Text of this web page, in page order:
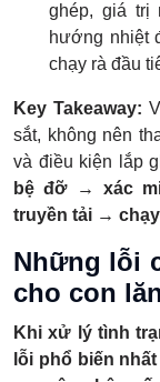
ghép, giá trị
hướng nhiệt
chạy rà đầu
Key Takeaway:
sắt, không nên
và điều kiện lắp
bệ đỡ → xác
truyền tải →
Những lỗi
cho con
Khi xử lý tình
lỗi phổ biến